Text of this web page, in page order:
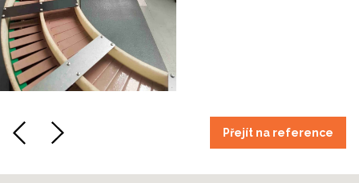
Přejít na reference